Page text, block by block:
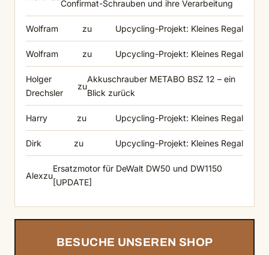
Confirmat-Schrauben und ihre Verarbeitung
Wolfram zu Upcycling-Projekt: Kleines Regal
Wolfram zu Upcycling-Projekt: Kleines Regal
Holger
Drechsler
zu
Akkuschrauber METABO BSZ 12 – ein
Blick zurück
Harry zu Upcycling-Projekt: Kleines Regal
Dirk zu Upcycling-Projekt: Kleines Regal
Alexzu
Ersatzmotor für DeWalt DW50 und DW1150
[UPDATE]
BESUCHE UNSEREN SHOP